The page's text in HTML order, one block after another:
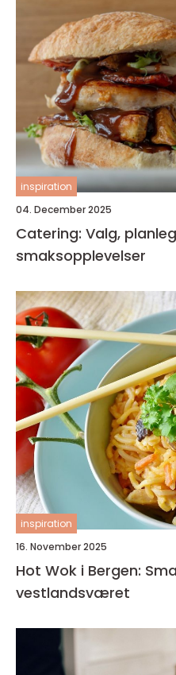
inspiration
04. December 2025
Catering: Valg,
smaksopplevelser
inspiration
16. November 2025
Hot Wok i Bergen:
vestlandsværet